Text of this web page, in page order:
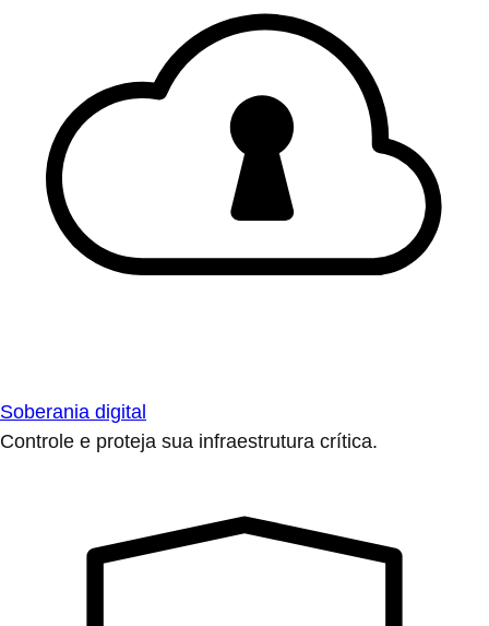
Soberania digital
Controle e proteja sua infraestrutura crítica.